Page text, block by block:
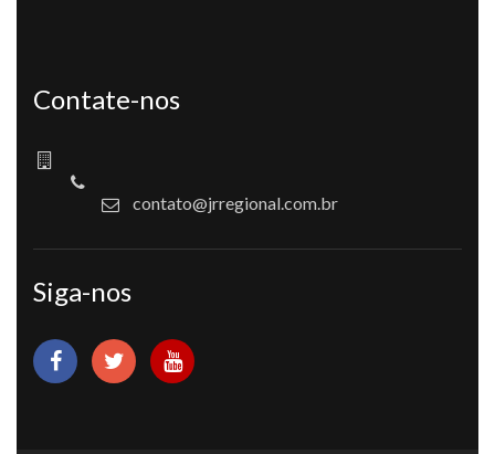
Contate-nos
contato@jrregional.com.br
Siga-nos